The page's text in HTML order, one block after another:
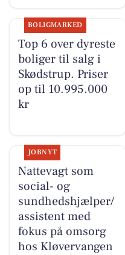
BOLIGMARKED
Top 6 over dyreste
boliger til salg i
Skødstrup. Priser
op til 10.995.000
kr
JOBNYT
Nattevagt som
social- og
sundhedshjælper/
assistent med
fokus på omsorg
hos Kløvervangen